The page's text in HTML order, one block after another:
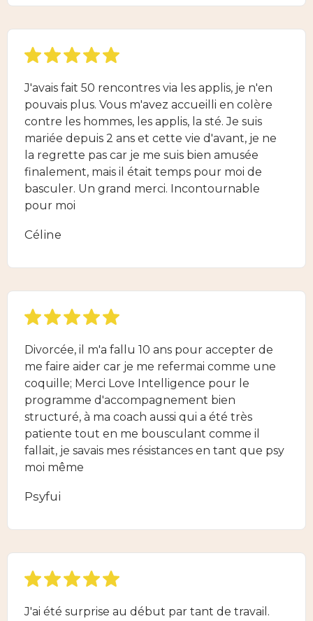
J'avais fait 50 rencontres via les applis, je n'en
pouvais plus. Vous m'avez accueilli en colère
contre les hommes, les applis, la sté. Je suis
mariée depuis 2 ans et cette vie d'avant, je ne
la regrette pas car je me suis bien amusée
finalement, mais il était temps pour moi de
basculer. Un grand merci. Incontournable
pour moi
Céline
Divorcée, il m'a fallu 10 ans pour accepter de
me faire aider car je me refermai comme une
coquille; Merci Love Intelligence pour le
programme d'accompagnement bien
structuré, à ma coach aussi qui a été très
patiente tout en me bousculant comme il
fallait, je savais mes résistances en tant que psy
moi même
Psyfui
J'ai été surprise au début par tant de travail.